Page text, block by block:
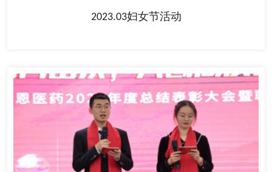
2023.03妇女节活动